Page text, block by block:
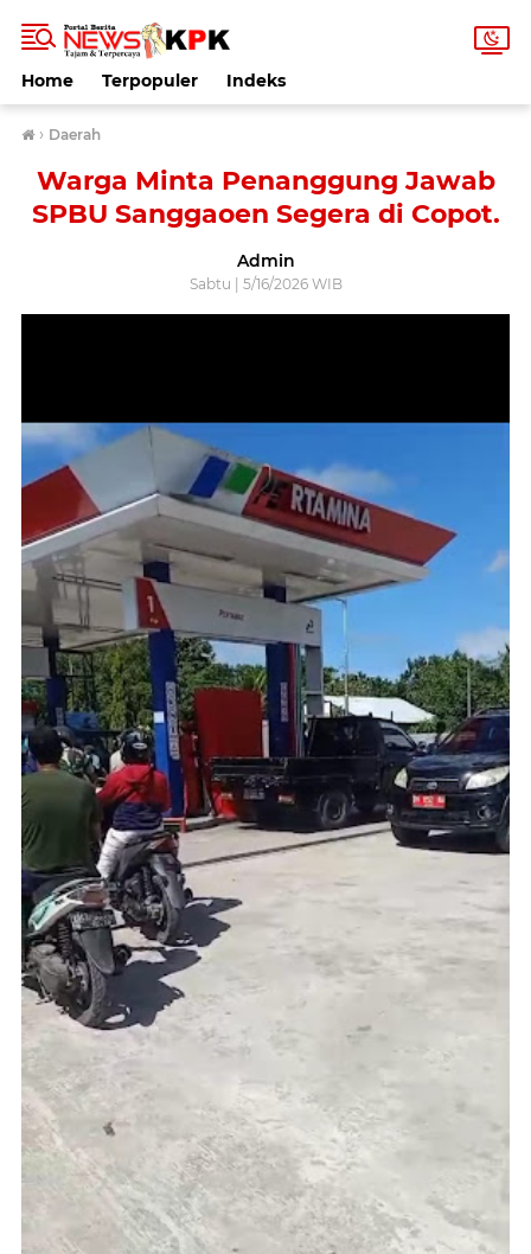
Home Terpopuler Indeks
› Daerah
Warga Minta Penanggung Jawab
SPBU Sanggaoen Segera di Copot.
Admin
Sabtu | 5/16/2026 WIB